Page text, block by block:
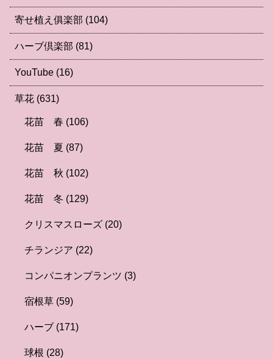
寄せ植え俱楽部 (104)
ハーブ倶楽部 (81)
YouTube (16)
草花 (631)
花苗 春 (106)
花苗 夏 (87)
花苗 秋 (102)
花苗 冬 (129)
クリスマスローズ (20)
チランジア (22)
コンパニオンプランツ (3)
宿根草 (59)
ハーブ (171)
球根 (28)